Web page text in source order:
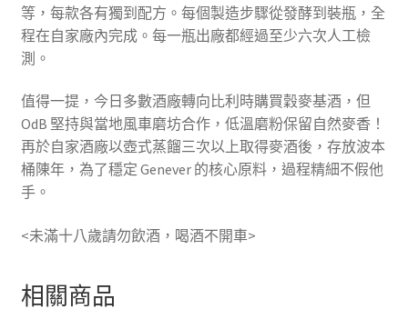
等，每款各有獨到配方。每個製造步驟從發酵到裝瓶，全
程在自家廠內完成。每一瓶出廠都經過至少六次人工檢
測。
值得一提，今日多數酒廠轉向比利時購買穀麥基酒，但
OdB 堅持與當地風車磨坊合作，低溫磨粉保留自然麥香！
再於自家酒廠以壺式蒸餾三次以上取得麥酒後，存放波本
桶陳年，為了穩定 Genever 的核心原料，過程精細不假他
手。
<未滿十八歲請勿飲酒，喝酒不開車>
相關商品